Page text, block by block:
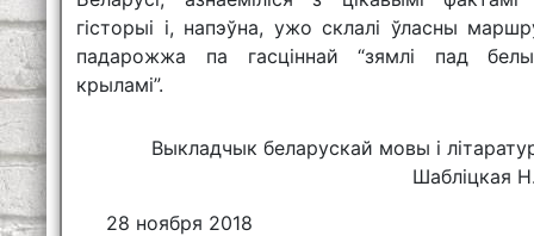
гісторыі і, напэўна, ужо склалі ўласны
падарожжа па гасціннай “зямлі пад
крыламі”.
Выкладчык беларускай мовы і
Шабліцкая
28 ноября 2018